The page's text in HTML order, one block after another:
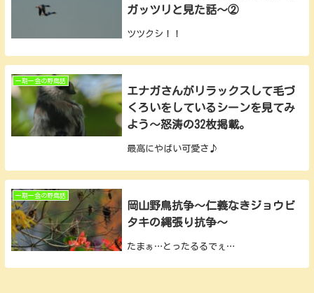
ガッツリと見た話～②
ツツクシ！！
一期一会の野鳥話
エナガさんがリラックスして毛づ
くろいをしているシーンを見てみ
よう～怒涛の32枚掲載。
最高にやばい可愛さ♪
一期一会の野鳥話
岡山野鳥抗争～仁義なきジョウビ
タキの縄張り抗争～
たまぁ…とったるるでぇ…